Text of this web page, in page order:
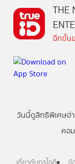
THE
อีกขั้น
วันนี้ดูสิทธิพิเศษอ่
คอ